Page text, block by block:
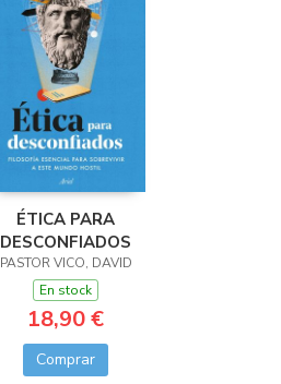
ÉTICA PARA
DESCONFIADOS
PASTOR VICO, DAVID
En stock
18,90 €
Comprar